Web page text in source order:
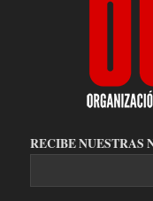
RECIBE NUESTRAS